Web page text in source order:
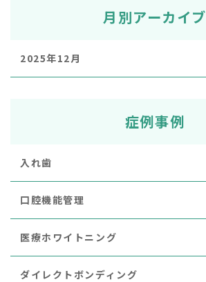
月別アーカイブ
2025年12月
症例事例
入れ歯
口腔機能管理
医療ホワイトニング
ダイレクトボンディング